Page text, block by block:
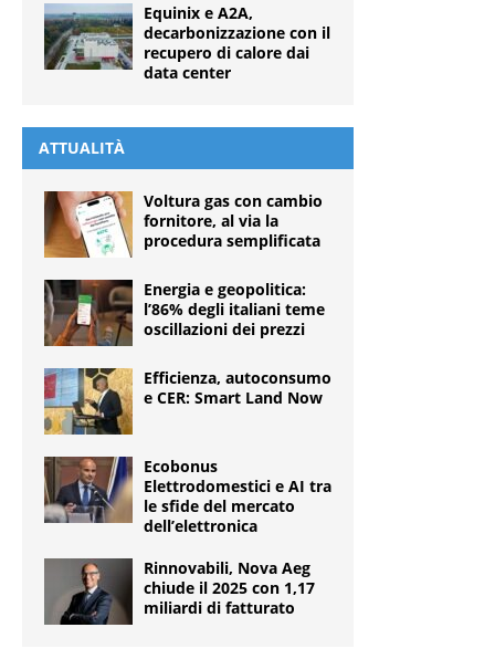
Equinix e A2A,
decarbonizzazione con il
recupero di calore dai
data center
ATTUALITÀ
Voltura gas con cambio
fornitore, al via la
procedura semplificata
Energia e geopolitica:
l’86% degli italiani teme
oscillazioni dei prezzi
Efficienza, autoconsumo
e CER: Smart Land Now
Ecobonus
Elettrodomestici e AI tra
le sfide del mercato
dell’elettronica
Rinnovabili, Nova Aeg
chiude il 2025 con 1,17
miliardi di fatturato